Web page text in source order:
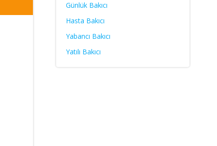
Günlük Bakıcı
Hasta Bakıcı
Yabancı Bakıcı
Yatılı Bakıcı